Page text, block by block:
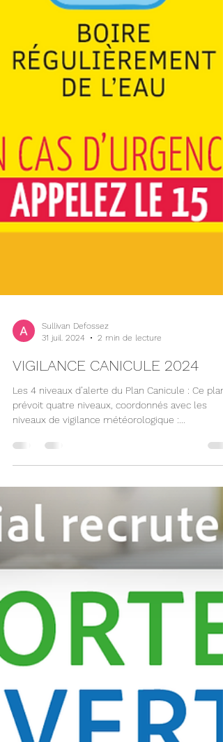
31 juil. 2024
2 min de lecture
VIGILANCE CANICULE 2024
Les 4 niveaux d’alerte du Plan Canicule : Ce plan
niveaux de vigilance météorologique :...